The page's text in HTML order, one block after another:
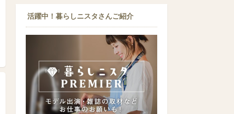
活躍中！暮らしニスタさんご紹介